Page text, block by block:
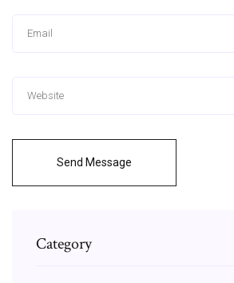
Send Message
Category